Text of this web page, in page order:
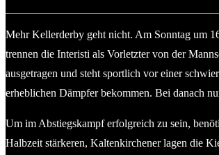
Mehr Kellerderby geht nicht. Am Sonntag um
trennen die Interisti als Vorletzter von der
ausgetragen und steht sportlich vor einer
erheblichen Dämpfer bekommen. Bei danach
Um im Abstiegskampf erfolgreich zu sein,
Halbzeit stärkeren, Kaltenkirchener lagen die